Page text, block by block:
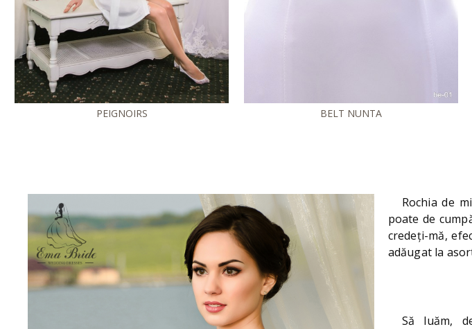
PEIGNOIRS BELT NUNTA
Rochia de
poate de
credeți-mă,
adăugat la
Să luăm,